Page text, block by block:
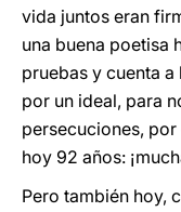
vida juntos eran
una buena poetisa
pruebas y cuenta
por un ideal, para
persecuciones,
hoy 92 años:
Pero también hoy,